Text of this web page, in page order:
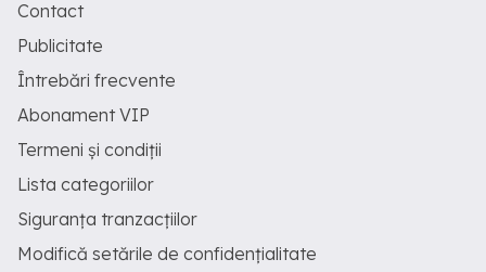
Contact
Publicitate
Întrebări frecvente
Abonament VIP
Termeni și condiții
Lista categoriilor
Siguranța tranzacțiilor
Modifică setările de confidențialitate